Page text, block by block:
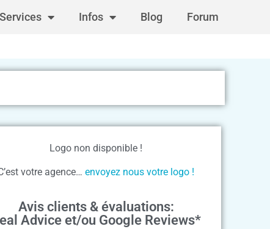
Services Infos Blog Forum
Logo non disponible !
votre agence…envoyez nous votre logo !
Avis clients & évaluations:
Advice et/ou Google Reviews*